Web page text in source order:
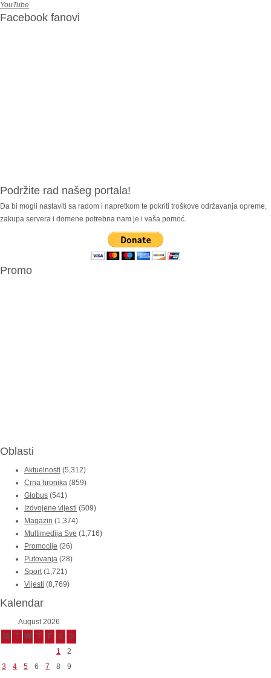
YouTube
Facebook fanovi
Podržite rad našeg portala!
Da bi mogli nastaviti sa radom i napretkom te pokriti troškove održavanja opreme,
zakupa servera i domene potrebna nam je i vaša pomoć.
Promo
Oblasti
Aktuelnosti (5,312)
Crna hronika (859)
Globus (541)
Izdvojene vijesti (509)
Magazin (1,374)
Multimedija Sve (1,716)
Promocije (26)
Putovanja (28)
Sport(1,721)
Vijesti (8,769)
Kalendar
August 2026
M
T W T F S
S
1
2
3
4 5 6 7 8
9